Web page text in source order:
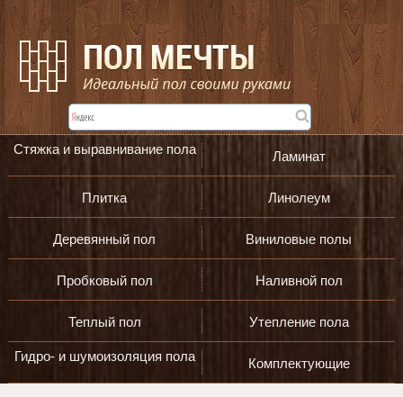
Стяжка и выравнивание пола Ламинат
Плитка Линолеум
Деревянный пол Виниловые полы
Пробковый пол Наливной пол
Теплый пол Утепление пола
Гидро- и шумоизоляция пола Комплектующие